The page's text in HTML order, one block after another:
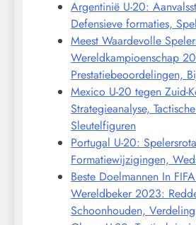
Argentinië U-20:
Defensieve formaties,
Meest Waardevolle
Wereldkampioenschap
Prestatiebeoordelingen,
Mexico U-20 tegen Zuid-
Strategieanalyse,
Sleutelfiguren
Portugal U-20:
Formatiewijzigingen,
Beste Doelmannen In
Wereldbeker 2023:
Schoonhouden, Verdeling